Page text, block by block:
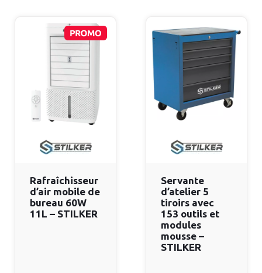
Rafraîchisseur
d’air mobile de
bureau 60W
11L – STILKER
Servante
d’atelier 5
tiroirs avec
153 outils et
modules
mousse –
STILKER